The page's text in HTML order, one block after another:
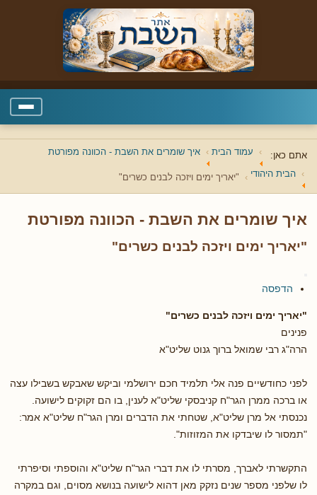
אתם כאן: עמוד הבית איך שומרים את השבת - הכוונה מפורטת
הבית היהודי "יאריך ימים ויזכה לבנים כשרים"
איך שומרים את השבת - הכוונה מפורטת
"יאריך ימים ויזכה לבנים כשרים"
הדפסה
"יאריך ימים ויזכה לבנים כשרים"
פנינים
הרה"ג רבי שמואל ברוך גנוט שליט"א
לפני כחודשיים פנה אלי תלמיד חכם ירושלמי וביקש שאבקש בשבילו עצה
או ברכה ממרן הגר"ח קניבסקי שליט"א לענין, בו הם זקוקים לישועה.
נכנסתי אל מרן שליט"א, שטחתי את הדברים ומרן הגר"ח שליט"א אמר:
"תמסור לו שיבדקו את המזוזות".
התקשרתי לאברך, מסרתי לו את דברי הגר"ח שליט"א והוספתי וסיפרתי
לו שלפני מספר שנים נזקק מאן דהוא לישועה בנושא מסוים, וגם במקרה